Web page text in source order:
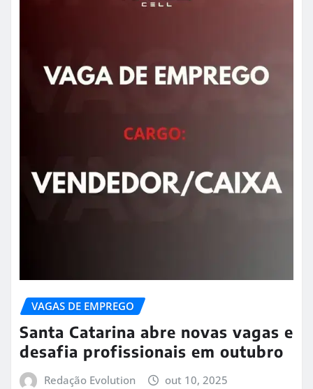
VAGAS DE EMPREGO
Santa Catarina abre novas vagas e
desafia profissionais em outubro
Redação Evolution out 10, 2025